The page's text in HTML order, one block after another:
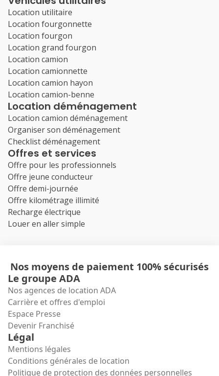
Location utilitaire
Location fourgonnette
Location fourgon
Location grand fourgon
Location camion
Location camionnette
Location camion hayon
Location camion-benne
Location déménagement
Location camion déménagement
Organiser son déménagement
Checklist déménagement
Offres et services
Offre pour les professionnels
Offre jeune conducteur
Offre demi-journée
Offre kilométrage illimité
Recharge électrique
Louer en aller simple
Nos moyens de paiement 100% sécurisés
Le groupe ADA
Nos agences de location ADA
Carrière et offres d'emploi
Espace Presse
Devenir Franchisé
Légal
Mentions légales
Conditions générales de location
Politique de protection des données personnelles